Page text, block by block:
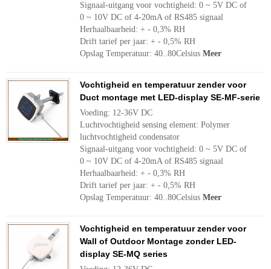
Signaal-uitgang voor vochtigheid: 0 ~ 5V DC of
0 ~ 10V DC of 4-20mA of RS485 signaal
Herhaalbaarheid: + - 0,3% RH
Drift tarief per jaar: + - 0,5% RH
Opslag Temperatuur: 40..80Celsius Meer
Vochtigheid en temperatuur zender voor
Duct montage met LED-display SE-MF-serie
Voeding: 12-36V DC
Luchtvochtigheid sensing element: Polymer
luchtvochtigheid condensator
Signaal-uitgang voor vochtigheid: 0 ~ 5V DC of
0 ~ 10V DC of 4-20mA of RS485 signaal
Herhaalbaarheid: + - 0,3% RH
Drift tarief per jaar: + - 0,5% RH
Opslag Temperatuur: 40..80Celsius Meer
Vochtigheid en temperatuur zender voor
Wall of Outdoor Montage zonder LED-
display SE-MQ series